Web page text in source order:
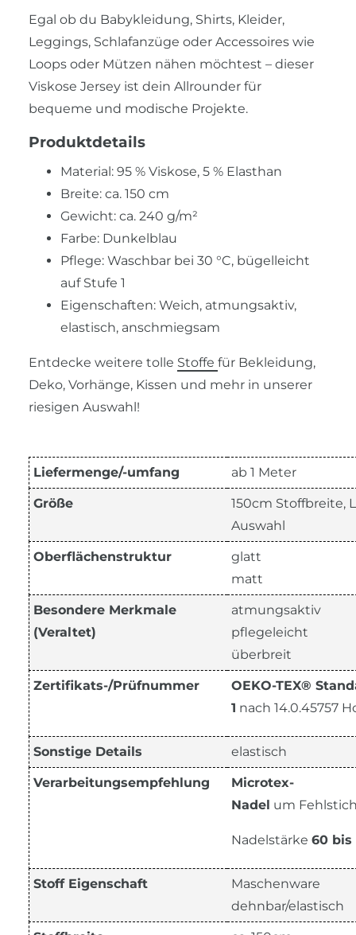
Egal ob du Babykleidung, Shirts, Kleider,
Leggings, Schlafanzüge oder Accessoires wie
Loops oder Mützen nähen möchtest – dieser
Viskose Jersey ist dein Allrounder für
bequeme und modische Projekte.
Produktdetails
Material: 95 % Viskose, 5 % Elasthan
Breite: ca. 150 cm
Gewicht: ca. 240 g/m²
Farbe: Dunkelblau
Pflege: Waschbar bei 30 °C, bügelleicht
auf Stufe 1
Eigenschaften: Weich, atmungsaktiv,
elastisch, anschmiegsam
Entdecke weitere tolle Stoffe für Bekleidung,
Deko, Vorhänge, Kissen und mehr in unserer
riesigen Auswahl!
Liefermenge/-umfang ab 1 Meter
Größe
150cm Stoffbreite,
Auswahl
Oberflächenstruktur
glatt
matt
Besondere Merkmale
(Veraltet)
atmungsaktiv
pflegeleicht
überbreit
Zertifikats-/Prüfnummer
OEKO-TEX®
1 nach 14.0.45757
Sonstige Details elastisch
Verarbeitungsempfehlung
Microtex-
Nadel um
Nadelstärke 60 bis
Stoff Eigenschaft
Maschenware
dehnbar/elastisch